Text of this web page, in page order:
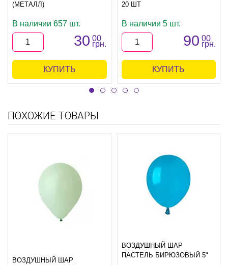
(МЕТАЛЛ)
В наличии 657 шт.
30 00
грн.
КУПИТЬ
20 ШТ
В наличии 5 шт.
90 00
грн.
КУПИТЬ
ПОХОЖИЕ ТОВАРЫ
ВОЗДУШНЫЙ ШАР
ВОЗДУШНЫЙ ШАР
ПАСТЕЛЬ БИРЮЗОВЫЙ 5"